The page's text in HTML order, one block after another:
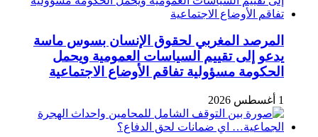
المرصد المغربي لحقوق الإنسان بسوس ماسة
يدعو إلى تقييم السياسات العمومية ويحمل
الحكومة مسؤولية تفاقم الأوضاع الاجتماعية
1 أغسطس 2026